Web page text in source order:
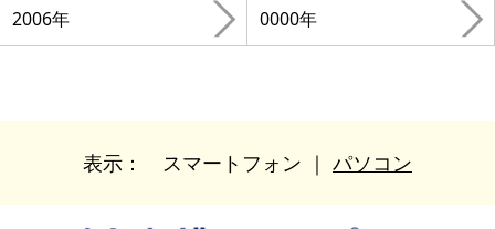
2006年 0000年
表示： スマートフォン ｜ パソコン